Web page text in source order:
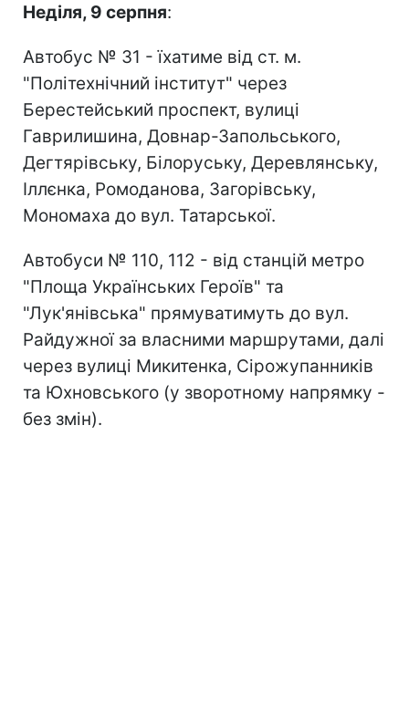
Неділя, 9 серпня:
Автобус № 31 - їхатиме від ст. м.
"Політехнічний інститут" через
Берестейський проспект, вулиці
Гаврилишина, Довнар-Запольського,
Дегтярівську, Білоруську, Деревлянську,
Іллєнка, Ромоданова, Загорівську,
Мономаха до вул. Татарської.
Автобуси № 110, 112 - від станцій метро
"Площа Українських Героїв" та
"Лук'янівська" прямуватимуть до вул.
Райдужної за власними маршрутами, далі
через вулиці Микитенка, Сірожупанників
та Юхновського (у зворотному напрямку -
без змін).